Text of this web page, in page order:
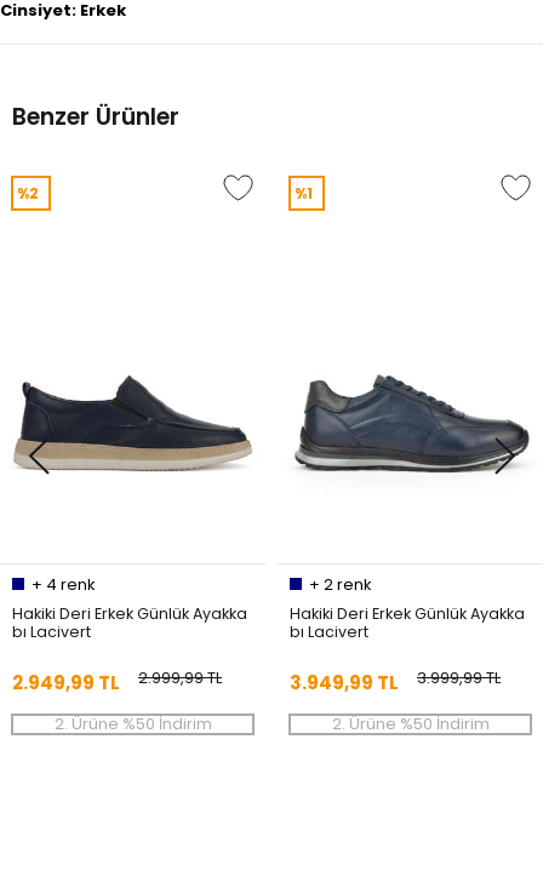
Cinsiyet: Erkek
Benzer Ürünler
%2
+ 4 renk
Hakiki Deri Erkek Günlük Ayakka
bı Lacivert
2.999,99 TL
2.949,99 TL
2. Ürüne %50 İndirim
%1
+ 2renk
Hakiki Deri Erkek Günlük Ayakka
bı Lacivert
3.999,99 TL
3.949,99 TL
2. Ürüne %50 İndirim